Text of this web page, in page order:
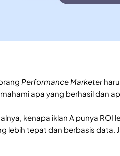
Performance Marketer
apa yang berhasil dan
kenapa iklan A punya
lebih tepat dan berbasis data.